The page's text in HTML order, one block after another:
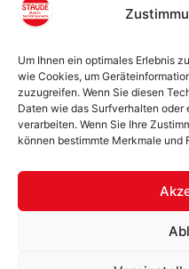
Um Ihnen ein optimales Erlebnis
wie Cookies, um
zuzugreifen. Wenn Sie diesen
Daten wie das Surfverhalten oder
verarbeiten. Wenn Sie Ihre
können bestimmte Merkmale
07:00 - 15:00 Uhr
Baustellen-Toiletten für
,
Emden,Leer,Meppen,
Quakenbrück,